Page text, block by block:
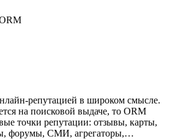
репутацией в широком смысле.
на поисковой выдаче, то ORM
точки репутации: отзывы, карты,
форумы, СМИ, агрегаторы,…